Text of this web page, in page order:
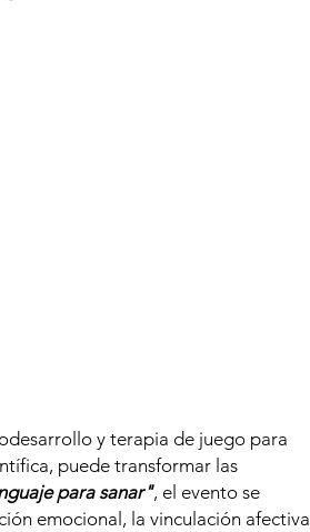
y terapia de juego para
puede transformar las
para sanar", el evento se
emocional, la vinculación afectiva